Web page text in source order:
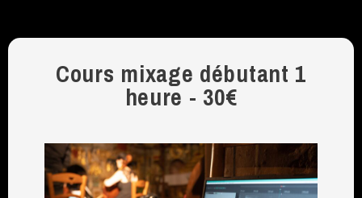
Cours mixage débutant 1
heure - 30€